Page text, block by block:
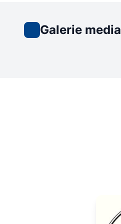
Galerie media